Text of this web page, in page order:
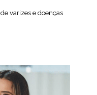
varizes e doenças